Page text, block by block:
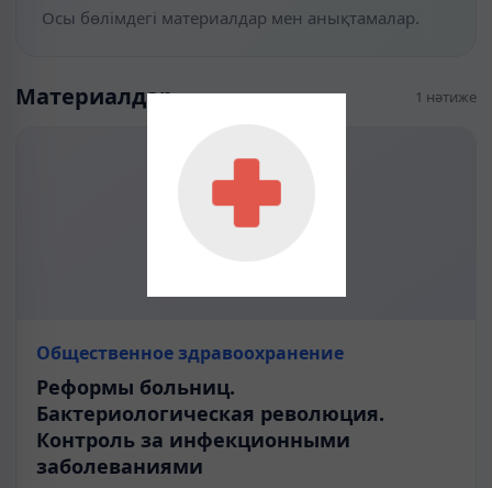
Осы бөлімдегі материалдар мен анықтамалар.
Материалдар 1 нәтиже
Общественное здравоохранение
Реформы больниц.
Бактериологическая революция.
Контроль за инфекционными
заболеваниями